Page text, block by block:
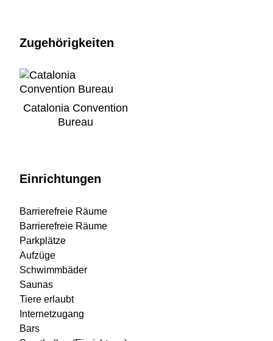
Zugehörigkeiten
Catalonia Convention
Bureau
Einrichtungen
Barrierefreie Räume
Barrierefreie Räume
Parkplätze
Aufzüge
Schwimmbäder
Saunas
Tiere erlaubt
Internetzugang
Bars